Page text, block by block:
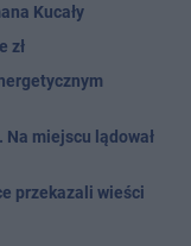
Kucały
zł
Na miejscu lądował
przekazali wieści